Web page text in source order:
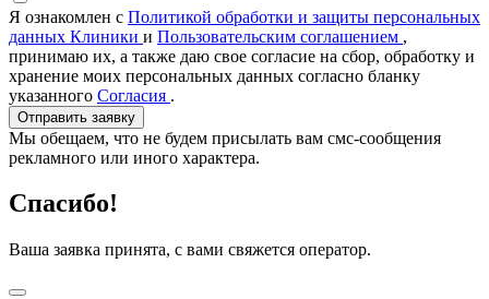
Я ознакомлен с Политикой обработки и защиты персональных
данных Клиники и Пользовательским соглашением ,
принимаю их, а также даю свое согласие на сбор, обработку и
хранение моих персональных данных согласно бланку
указанного Согласия .
Отправить заявку
Мы обещаем, что не будем присылать вам смс-сообщения
рекламного или иного характера.
Спасибо!
Ваша заявка принята, с вами свяжется оператор.